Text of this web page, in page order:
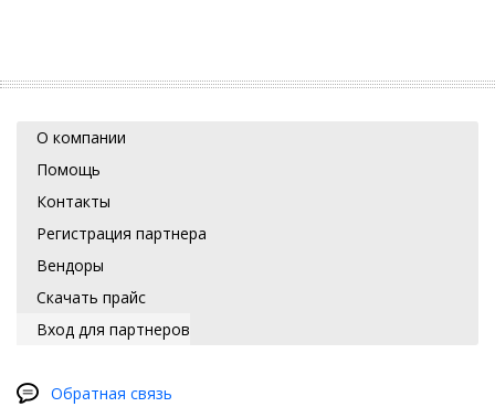
О компании
Помощь
Контакты
Регистрация партнера
Вендоры
Скачать прайс
Вход для партнеров
Обратная связь